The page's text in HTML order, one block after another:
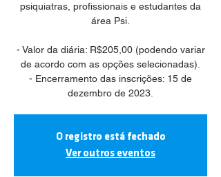
psiquiatras, profissionais e estudantes da
área Psi.
- Valor da diária: R$205,00 (podendo variar
de acordo com as opções selecionadas).
- Encerramento das inscrições: 15 de
dezembro de 2023.
O registro está fechado
Ver outros eventos